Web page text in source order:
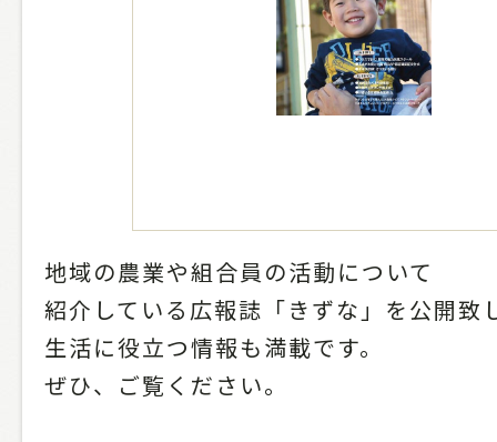
地域の農業や組合員の活動について
紹介している広報誌「きずな」を公開致
生活に役立つ情報も満載です。
ぜひ、ご覧ください。